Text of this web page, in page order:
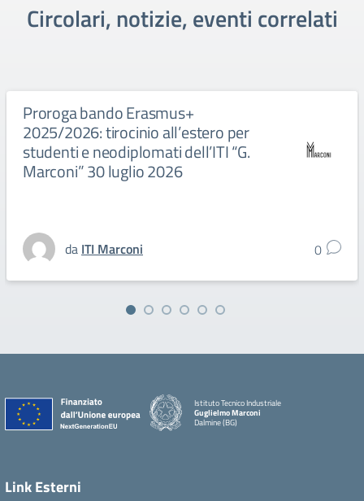
Circolari, notizie, eventi correlati
Proroga bando Erasmus+
2025/2026: tirocinio all’estero per
studenti e neodiplomati dell’ITI “G.
Marconi” 30 luglio 2026
da ITI Marconi 0
Istituto Tecnico Industriale
Guglielmo Marconi
Dalmine (BG)
Link Esterni